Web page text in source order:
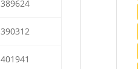
389624
390312
401941